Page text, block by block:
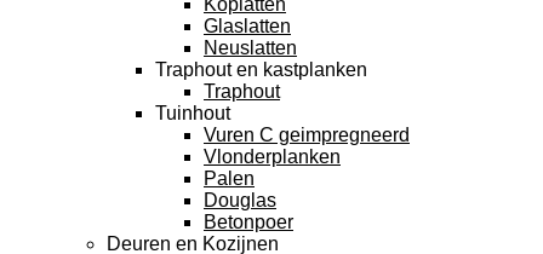
Koplatten
Glaslatten
Neuslatten
Traphout en kastplanken
Traphout
Tuinhout
Vuren C geimpregneerd
Vlonderplanken
Palen
Douglas
Betonpoer
Deuren en Kozijnen